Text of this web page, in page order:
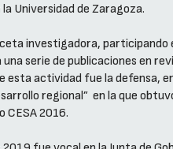
Universidad de Zaragoza.
investigadora,
serie de publicaciones en
actividad fue la defensa,
regional” en la que
CESA 2016.